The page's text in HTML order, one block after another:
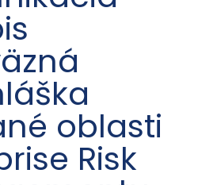
oblasti
Risk